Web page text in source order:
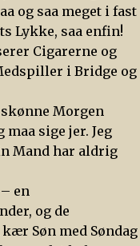
og saa meget i fast
Lykke, saa enfin!
Cigarerne og
i Bridge og
Morgen
sige jer. Jeg
Mand har aldrig
en
og de
Søn med Søndag